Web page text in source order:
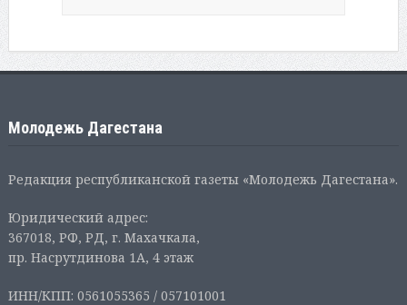
Молодежь Дагестана
Редакция республиканской газеты «Молодежь Дагестана».
Юридический адрес:
367018, РФ, РД, г. Махачкала,
пр. Насрутдинова 1А, 4 этаж
ИНН/КПП: 0561055365 / 057101001